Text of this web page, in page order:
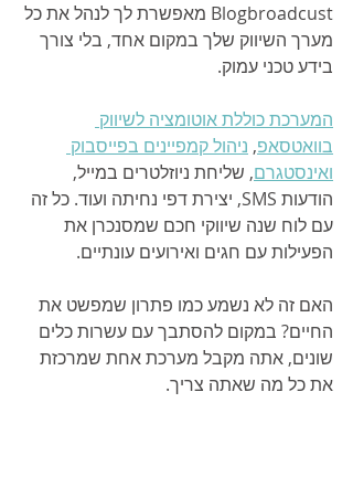
Blogbroadcust מאפשרת לך לנהל את כל
מערך השיווק שלך במקום אחד, בלי צורך
בידע טכני עמוק.
המערכת כוללת אוטומציה לשיווק
בוואטסאפ, ניהול קמפיינים בפייסבוק
ואינסטגרם, שליחת ניוזלטרים במייל,
הודעות SMS, יצירת דפי נחיתה ועוד. כל זה
עם לוח שנה שיווקי חכם שמסנכרן את
הפעילות עם חגים ואירועים עונתיים.
האם זה לא נשמע כמו פתרון שמפשט את
החיים? במקום להסתבך עם עשרות כלים
שונים, אתה מקבל מערכת אחת שמרכזת
את כל מה שאתה צריך.